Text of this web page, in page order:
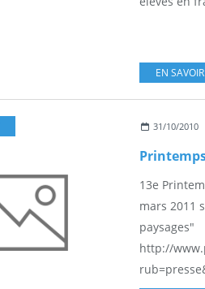
EN
31/10/2010
13e
mars 2011
paysages"
http://